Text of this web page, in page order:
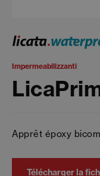
Impermeabilizzanti
Apprêt époxy
Télécharger la